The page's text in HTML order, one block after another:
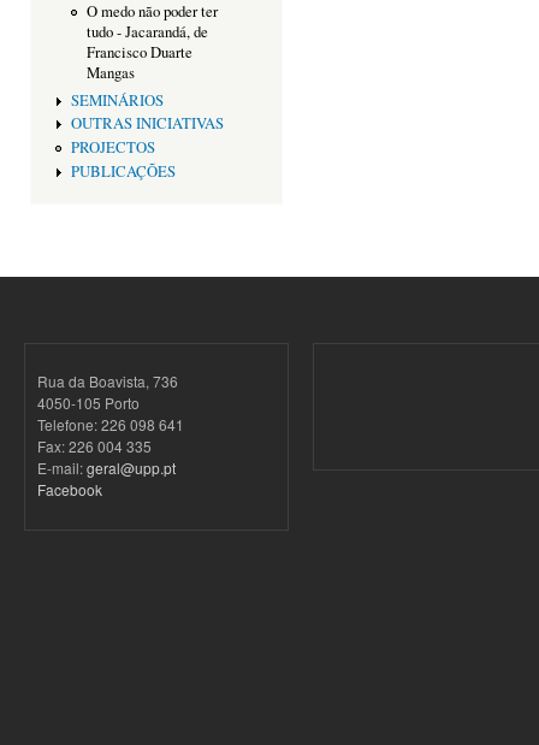
O medo não poder ter
tudo - Jacarandá, de
Francisco Duarte
Mangas
SEMINÁRIOS
OUTRAS INICIATIVAS
PROJECTOS
PUBLICAÇÕES
Rua da Boavista, 736
4050-105 Porto
Telefone: 226 098 641
Fax: 226 004 335
E-mail:geral@upp.pt
Facebook